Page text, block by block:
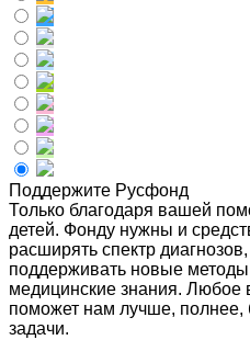
Поддержите Русфонд
Только благодаря вашей
детей. Фонду нужны и
расширять спектр
поддерживать новые методы
медицинские знания.
поможет нам лучше,
задачи.